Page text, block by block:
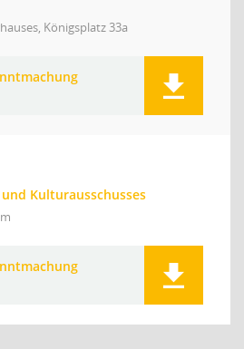
Königsplatz 33a
Kulturausschusses